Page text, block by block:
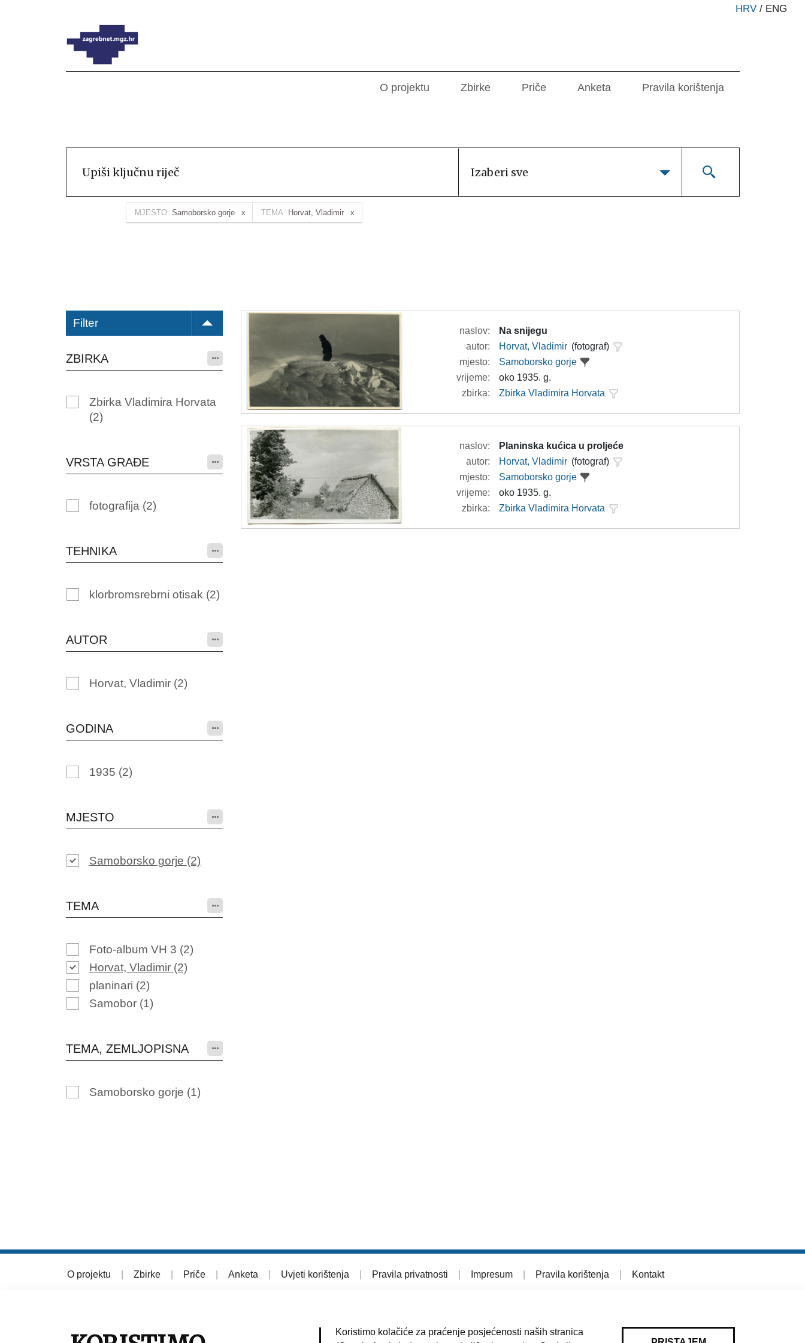
HRV / ENG
O projektu Zbirke Priče Anketa Pravila korištenja
Izaberi sve
MJESTO: Samoborsko gorje TEMA: Horvat, Vladimir
Filter
ZBIRKA
Zbirka Vladimira Horvata
(2)
VRSTA GRAĐE
fotografija (2)
TEHNIKA
klorbromsrebrni otisak (2)
AUTOR
Horvat, Vladimir (2)
GODINA
1935 (2)
MJESTO
Samoborsko gorje (2)
TEMA
Foto-album VH 3 (2)
Horvat, Vladimir (2)
planinari (2)
Samobor (1)
TEMA, ZEMLJOPISNA
Samoborsko gorje (1)
naslov:
Na snijegu
autor:
Horvat, Vladimir (fotograf)
mjesto:
Samoborsko gorje
vrijeme:
oko 1935. g.
zbirka:
Zbirka Vladimira Horvata
naslov:
Planinska kućica u proljeće
autor:
Horvat, Vladimir (fotograf)
mjesto:
Samoborsko gorje
vrijeme:
oko 1935. g.
zbirka:
Zbirka Vladimira Horvata
O projektu Zbirke Priče Anketa Uvjeti korištenja Pravila privatnosti Impresum Pravila korištenja Kontakt
Koristimo kolačiće za praćenje posjećenosti naših stranica